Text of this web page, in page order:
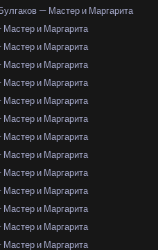
— Мастер и Маргарита
и Маргарита
и Маргарита
и Маргарита
и Маргарита
и Маргарита
и Маргарита
и Маргарита
и Маргарита
и Маргарита
и Маргарита
и Маргарита
и Маргарита
и Маргарита